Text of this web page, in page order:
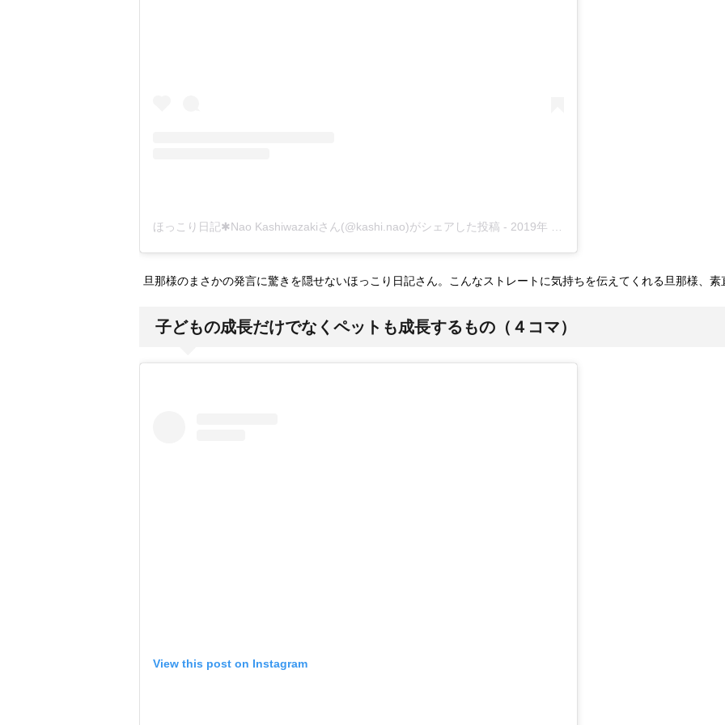
ほっこり日記✱Nao Kashiwazakiさん(@kashi.nao)がシェアした投稿 - 2019年 1月月7日午後7時23分PST
旦那様のまさかの発言に驚きを隠せないほっこり日記さん。こんなストレートに気持ちを伝えてくれる旦那様、素
子どもの成長だけでなくペットも成長するもの（４コマ）
View this post on Instagram